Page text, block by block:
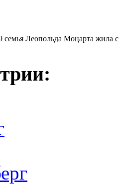
семья Леопольда Моцарта жила